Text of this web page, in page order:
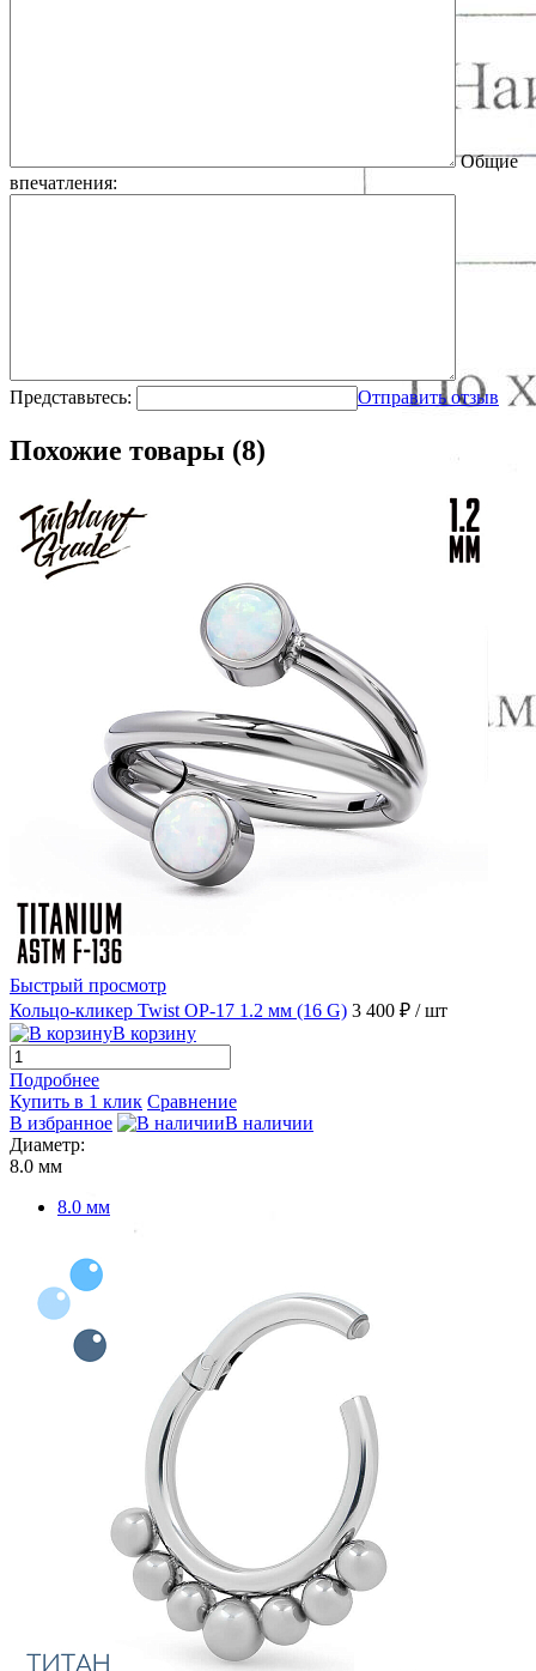
Общие
впечатления:
Представьтесь: Отправить отзыв
Похожие товары (8)
Быстрый просмотр
Кольцо-кликер Twist OP-17 1.2 мм (16 G) 3 400 ₽ / шт
В корзину
Подробнее
Купить в 1 клик Сравнение
В избранное
В наличии
Диаметр:
8.0 мм
8.0 мм